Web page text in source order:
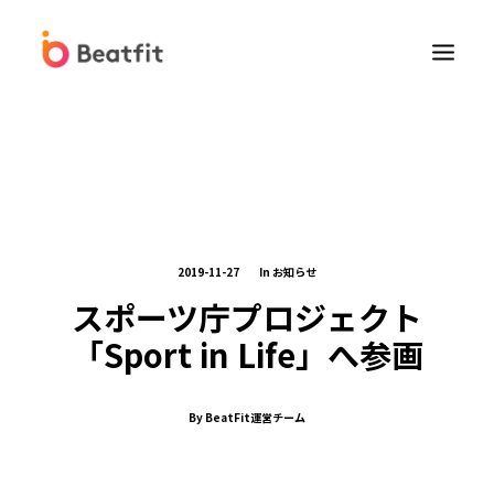
Beatfit for Biz
法人向けFitbit販売
健康経営コンサルティングサービス
2019-11-27 In お知らせ
スポーツ庁プロジェクト
「Sport in Life」へ参画
By BeatFit運営チーム